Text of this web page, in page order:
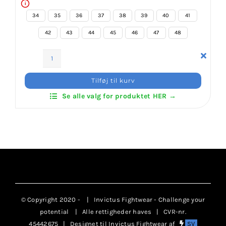
i
34 35 36 37 38 39 40 41
42 43 44 45 46 47 48
KIX
Shoes
Tilføj til kurv
Se alle valg for produktet HER →
© Copyright 2020 -
| Invictus Fightwear - Challenge your
potential
| Alle rettigheder haves | CVR-nr.
45442675 | Designet til Invictus Fightwear af
SV